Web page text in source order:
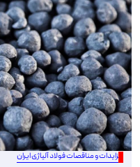
مزایدات و مناقصات فولاد آلیاژی ایران